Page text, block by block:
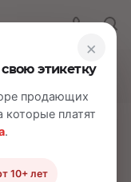
×
этикетку
продающих
платят
.
10+ лет